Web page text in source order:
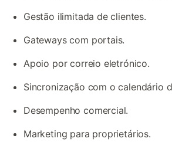
Gestão ilimitada de clientes.
Gateways com portais.
Apoio por correio eletrónico.
Sincronização com o calendário
Desempenho comercial.
Marketing para proprietários.